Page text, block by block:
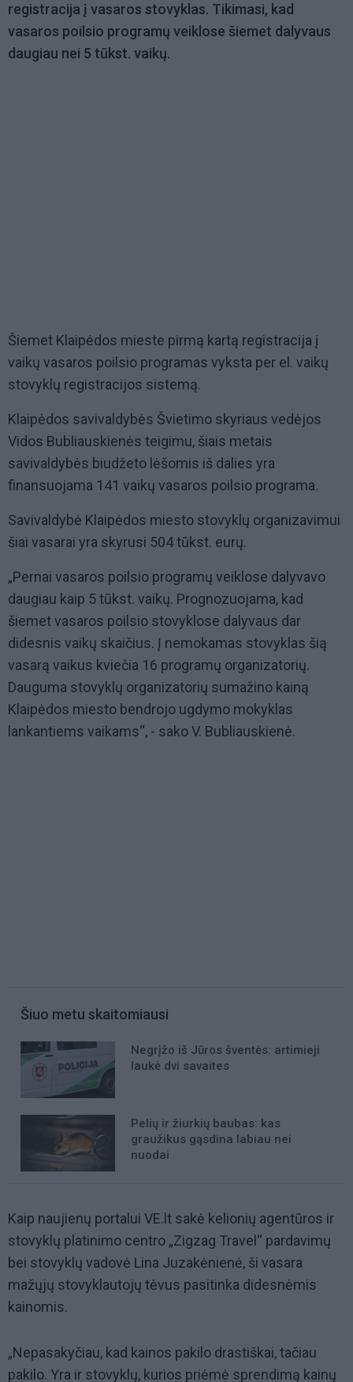
registracija į vasaros stovyklas. Tikimasi, kad
vasaros poilsio programų veiklose šiemet dalyvaus
daugiau nei 5 tūkst. vaikų.
Šiemet Klaipėdos mieste pirmą kartą registracija į
vaikų vasaros poilsio programas vyksta per el. vaikų
stovyklų registracijos sistemą.
Klaipėdos savivaldybės Švietimo skyriaus vedėjos
Vidos Bubliauskienės teigimu, šiais metais
savivaldybės biudžeto lėšomis iš dalies yra
finansuojama 141 vaikų vasaros poilsio programa.
Savivaldybė Klaipėdos miesto stovyklų organizavimui
šiai vasarai yra skyrusi 504 tūkst. eurų.
„Pernai vasaros poilsio programų veiklose dalyvavo
daugiau kaip 5 tūkst. vaikų. Prognozuojama, kad
šiemet vasaros poilsio stovyklose dalyvaus dar
didesnis vaikų skaičius. Į nemokamas stovyklas šią
vasarą vaikus kviečia 16 programų organizatorių.
Dauguma stovyklų organizatorių sumažino kainą
Klaipėdos miesto bendrojo ugdymo mokyklas
lankantiems vaikams“, - sako V. Bubliauskienė.
Šiuo metu skaitomiausi
Negrįžo iš Jūros šventės: artimieji
laukė dvi savaites
Pelių ir žiurkių baubas: kas
graužikus gąsdina labiau nei
nuodai
Kaip naujienų portalui VE.lt sakė kelionių agentūros ir
stovyklų platinimo centro „Zigzag Travel“ pardavimų
bei stovyklų vadovė Lina Juzakėnienė, ši vasara
mažųjų stovyklautojų tėvus pasitinka didesnėmis
kainomis.
„Nepasakyčiau, kad kainos pakilo drastiškai, tačiau
pakilo. Yra ir stovyklų, kurios priėmė sprendimą kainų